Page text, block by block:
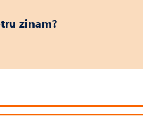
zinām?